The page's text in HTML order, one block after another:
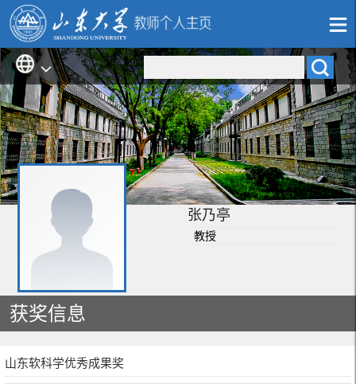
张乃亭
教授
获奖信息
山东软科学优秀成果奖